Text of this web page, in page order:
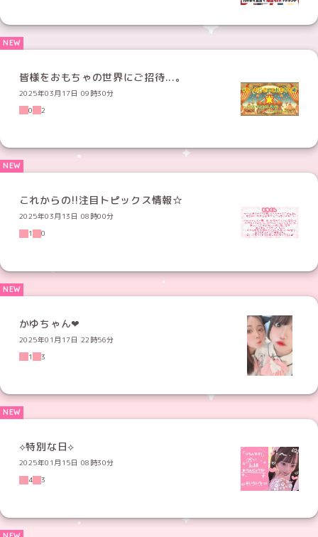
皆様をおもちゃの世界にご招待...。
2025年03月17日 09時30分
0
2
これからの!!注目トピックス情報☆
2025年03月13日 08時00分
1
0
かゆちゃん❤︎
2025年01月17日 22時56分
1
3
⟡特別な日⟡
2025年01月15日 08時30分
4
3